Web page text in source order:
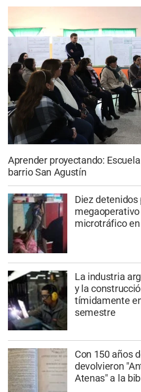
Aprender proyectando:
barrio San Agustín
Diez detenidos
microtráfico
La industria
y la
tímidamente
semestre
Con 150 años
devolvieron
Atenas" a la